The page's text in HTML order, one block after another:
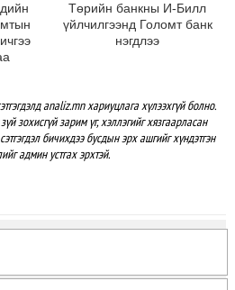
Төрийн банкны И-Билл
үйлчилгээнд Голомт банк
нэгдлээ
analiz.mn хариуцлага хүлээхгүй болно.
зохисгүй зарим үг, хэллэгийг хязгаарласан
бичихдээ бусдын эрх ашгийг хүндэтгэн
админ устгах эрхтэй.